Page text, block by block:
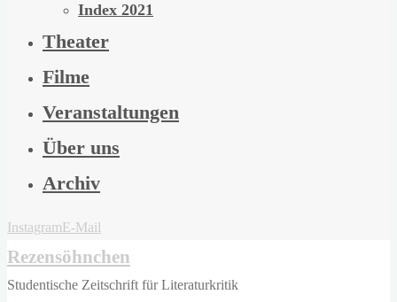
Index 2021
Theater
Filme
Veranstaltungen
Über uns
Archiv
InstagramE-Mail
Rezensöhnchen
Studentische Zeitschrift für Literaturkritik